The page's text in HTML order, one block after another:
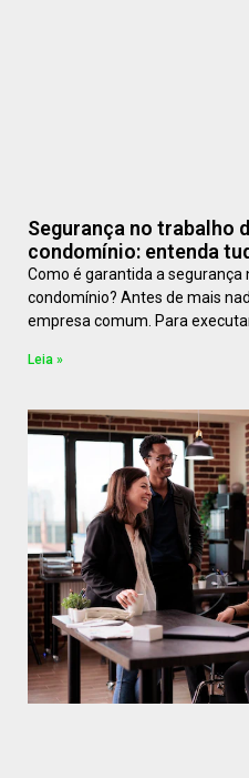
Segurança no trabalho
condomínio: entenda
Como é garantida a
condomínio? Antes de mais
empresa comum. Para
Leia »